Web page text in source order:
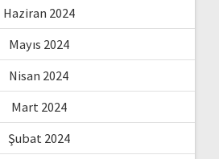
Haziran 2024
Mayıs 2024
Nisan 2024
Mart 2024
Şubat 2024